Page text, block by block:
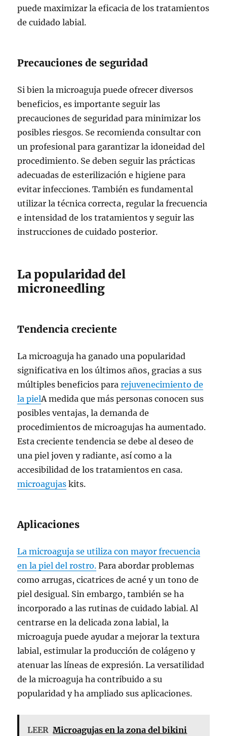
puede maximizar la eficacia de los tratamientos
de cuidado labial.
Precauciones de seguridad
Si bien la microaguja puede ofrecer diversos
beneficios, es importante seguir las
precauciones de seguridad para minimizar los
posibles riesgos. Se recomienda consultar con
un profesional para garantizar la idoneidad del
procedimiento. Se deben seguir las prácticas
adecuadas de esterilización e higiene para
evitar infecciones. También es fundamental
utilizar la técnica correcta, regular la frecuencia
e intensidad de los tratamientos y seguir las
instrucciones de cuidado posterior.
La popularidad del
microneedling
Tendencia creciente
La microaguja ha ganado una popularidad
significativa en los últimos años, gracias a sus
múltiples beneficios pararejuvenecimiento de
la pielA medida que más personas conocen sus
posibles ventajas, la demanda de
procedimientos de microagujas ha aumentado.
Esta creciente tendencia se debe al deseo de
una piel joven y radiante, así como a la
accesibilidad de los tratamientos en casa.
microagujas kits.
Aplicaciones
La microaguja se utiliza con mayor frecuencia
en la piel del rostro. Para abordar problemas
como arrugas, cicatrices de acné y un tono de
piel desigual. Sin embargo, también se ha
incorporado a las rutinas de cuidado labial. Al
centrarse en la delicada zona labial, la
microaguja puede ayudar a mejorar la textura
labial, estimular la producción de colágeno y
atenuar las líneas de expresión. La versatilidad
de la microaguja ha contribuido a su
popularidad y ha ampliado sus aplicaciones.
LEER Microagujas en la zona del bikini